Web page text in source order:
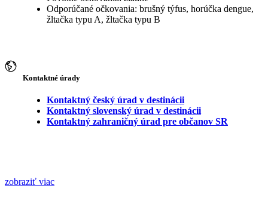
Odporúčané očkovania: brušný týfus, horúčka dengue,
žltačka typu A, žltačka typu B
Kontaktné úrady
Kontaktný český úrad v destinácii
Kontaktný slovenský úrad v destinácii
Kontaktný zahraničný úrad pre občanov SR
zobraziť viac